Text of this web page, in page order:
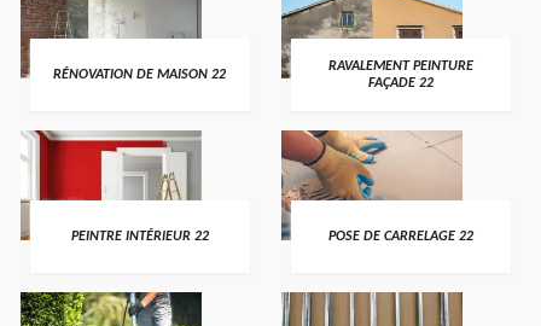
RÉNOVATION DE MAISON 22
RAVALEMENT PEINTURE
FAÇADE 22
PEINTRE INTÉRIEUR 22 POSE DE CARRELAGE 22